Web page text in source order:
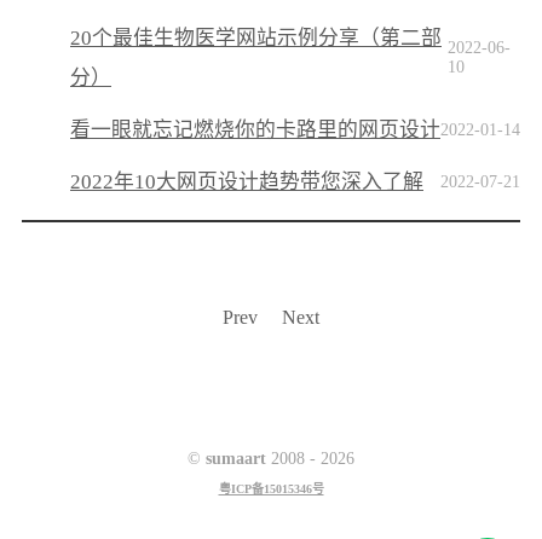
20个最佳生物医学网站示例分享（第二部
分）
2022-06-
10
看一眼就忘记燃烧你的卡路里的网页设计2022-01-14
2022年10大网页设计趋势带您深入了解 2022-07-21
Prev Next
© sumaart 2008 - 2026
粤ICP备15015346号